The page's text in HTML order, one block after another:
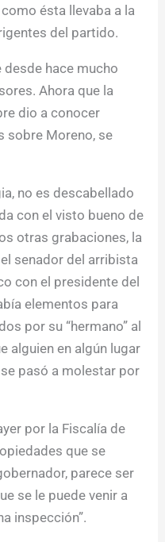
ésta llevaba a la
del partido.
desde hace mucho
Ahora que la
dio a conocer
sobre Moreno, se
no es descabellado
con el visto bueno de
otras grabaciones, la
senador del arribista
con el presidente del
elementos para
por su “hermano” al
alguien en algún lugar
pasó a molestar por
por la Fiscalía de
que se
parece ser
se le puede venir a
inspección”.